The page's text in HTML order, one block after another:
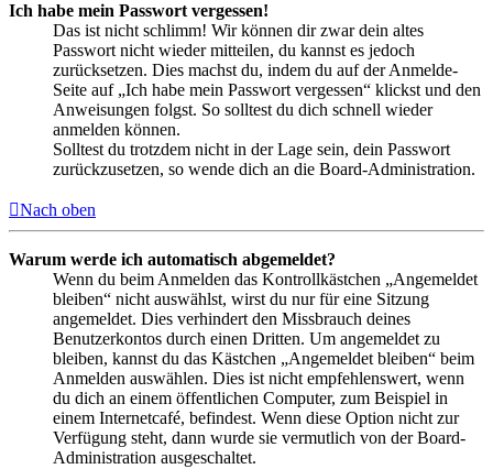
Ich habe mein Passwort vergessen!
Das ist nicht schlimm! Wir können dir zwar dein altes
Passwort nicht wieder mitteilen, du kannst es jedoch
zurücksetzen. Dies machst du, indem du auf der Anmelde-
Seite auf „Ich habe mein Passwort vergessen“ klickst und den
Anweisungen folgst. So solltest du dich schnell wieder
anmelden können.
Solltest du trotzdem nicht in der Lage sein, dein Passwort
zurückzusetzen, so wende dich an die Board-Administration.
Nach oben
Warum werde ich automatisch abgemeldet?
Wenn du beim Anmelden das Kontrollkästchen „Angemeldet
bleiben“ nicht auswählst, wirst du nur für eine Sitzung
angemeldet. Dies verhindert den Missbrauch deines
Benutzerkontos durch einen Dritten. Um angemeldet zu
bleiben, kannst du das Kästchen „Angemeldet bleiben“ beim
Anmelden auswählen. Dies ist nicht empfehlenswert, wenn
du dich an einem öffentlichen Computer, zum Beispiel in
einem Internetcafé, befindest. Wenn diese Option nicht zur
Verfügung steht, dann wurde sie vermutlich von der Board-
Administration ausgeschaltet.